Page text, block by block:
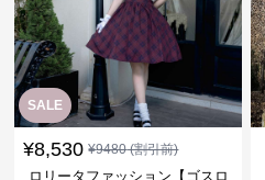
SALE
¥8,530 ¥9480(割引前)
ロリータファッション【ゴスロ